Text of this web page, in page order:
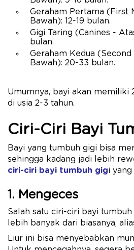
Geraham Pertama (First
Bawah): 12-19 bulan.
Gigi Taring (Canines -
bulan.
Geraham Kedua
Bawah): 20-33 bulan.
Umumnya, bayi akan memiliki
di usia 2-3 tahun.
Ciri-Ciri Bayi
Bayi yang tumbuh gigi bisa
sehingga kadang jadi lebih
ciri-ciri bayi tumbuh gigi
1. Mengeces
Salah satu ciri-ciri bayi
lebih banyak dari biasanya,
Liur ini bisa menyebabkan